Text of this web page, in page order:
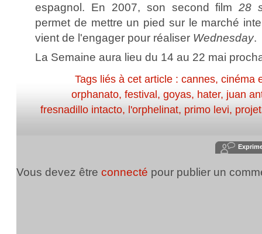
espagnol. En 2007, son second film28
permet de mettre un pied sur le marché
vient de l'engager pour réaliser Wednesday.
La Semaine aura lieu du 14 au 22 mai
Tags liés à cet article : cannes, cinéma
orphanato, festival , goyas, hater, juan
fresnadillo intacto, l'orphelinat, primo levi,
Vous devez être connecté pour publier un